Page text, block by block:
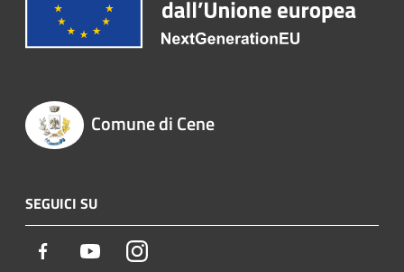
Comune di Cene
SEGUICI SU
Facebook YoutubeInstagram